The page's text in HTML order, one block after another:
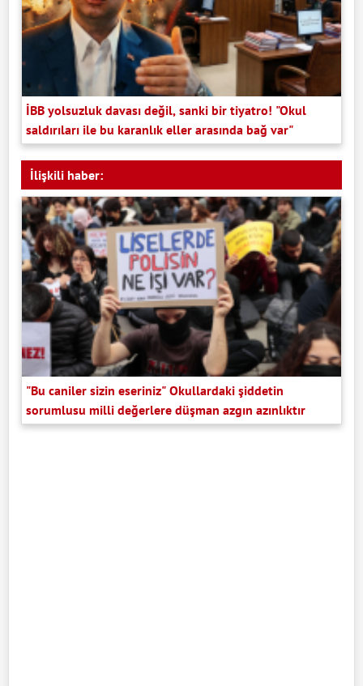
İBB yolsuzluk davası değil, sanki bir tiyatro! "Okul
saldırıları ile bu karanlık eller arasında bağ var"
İlişkili haber:
"Bu caniler sizin eseriniz" Okullardaki şiddetin
sorumlusu milli değerlere düşman azgın azınlıktır